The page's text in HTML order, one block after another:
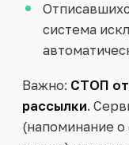
система
Важно: СТОП
рассылки.
(напоминание о